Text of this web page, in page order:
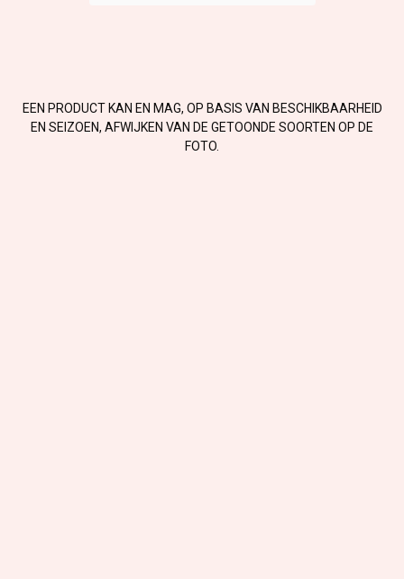
EEN PRODUCT KAN EN MAG, OP BASIS VAN BESCHIKBAARHEID
EN SEIZOEN, AFWIJKEN VAN DE GETOONDE SOORTEN OP DE
FOTO.